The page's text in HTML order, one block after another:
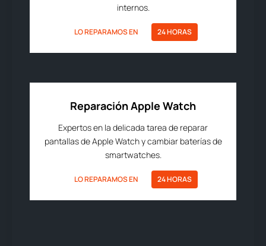
internos.
LO REPARAMOS EN 24 HORAS
Reparación Apple Watch
Expertos en la delicada tarea de reparar
pantallas de Apple Watch y cambiar baterías de
smartwatches.
LO REPARAMOS EN 24 HORAS